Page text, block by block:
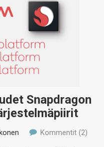
Snapdragon
Kommentit (2)